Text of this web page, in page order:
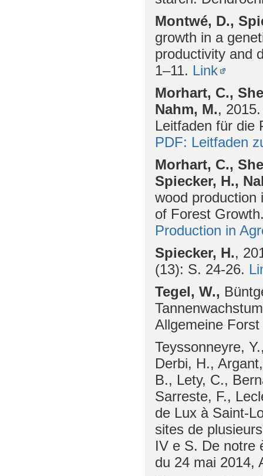
Montwé, D.,
growth in a
productivity and
1–11. Link
Morhart, C.,
Nahm, M.,
Leitfaden für die
PDF: Leitfaden
Morhart, C.,
Spiecker, H.,
wood production
of Forest
Production in
Spiecker, H.,
(13): S. 24-26.
Tegel, W.,
Allgemeine
Teyssonneyre,
Derbi, H.,
B., Lety, C.,
Sarreste, F.,
de Lux à Saint-
sites de
IV e S. De notre
du 24 mai 2014,